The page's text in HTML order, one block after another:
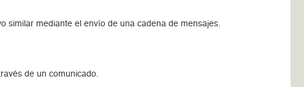
similar mediante el envío de una cadena de mensajes.
de un comunicado.